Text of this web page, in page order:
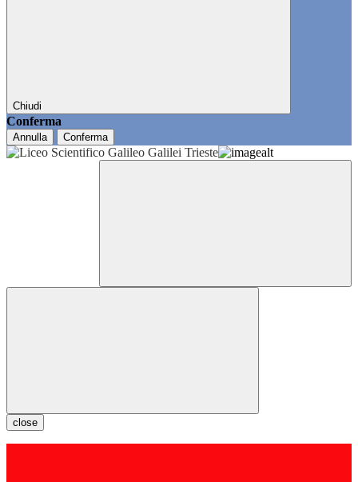
Chiudi
Conferma
Annulla Conferma
close